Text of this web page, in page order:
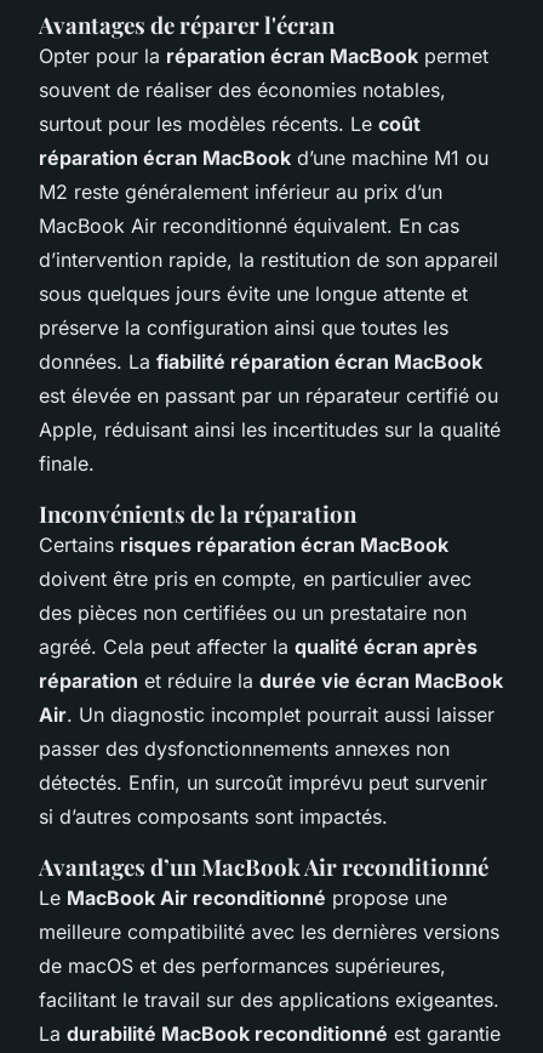
Avantages de réparer l'écran
Opter pour la réparation écran MacBook permet
souvent de réaliser des économies notables,
surtout pour les modèles récents. Le coût
réparation écran MacBook d’une machine M1 ou
M2 reste généralement inférieur au prix d’un
MacBook Air reconditionné équivalent. En cas
d’intervention rapide, la restitution de son appareil
sous quelques jours évite une longue attente et
préserve la configuration ainsi que toutes les
données. La fiabilité réparation écran MacBook
est élevée en passant par un réparateur certifié ou
Apple, réduisant ainsi les incertitudes sur la qualité
finale.
Inconvénients de la réparation
Certains risques réparation écran MacBook
doivent être pris en compte, en particulier avec
des pièces non certifiées ou un prestataire non
agréé. Cela peut affecter la qualité écran après
réparation et réduire la durée vie écran MacBook
Air. Un diagnostic incomplet pourrait aussi laisser
passer des dysfonctionnements annexes non
détectés. Enfin, un surcoût imprévu peut survenir
si d’autres composants sont impactés.
Avantages d’un MacBook Air reconditionné
Le MacBook Air reconditionné propose une
meilleure compatibilité avec les dernières versions
de macOS et des performances supérieures,
facilitant le travail sur des applications exigeantes.
La durabilité MacBook reconditionné est garantie